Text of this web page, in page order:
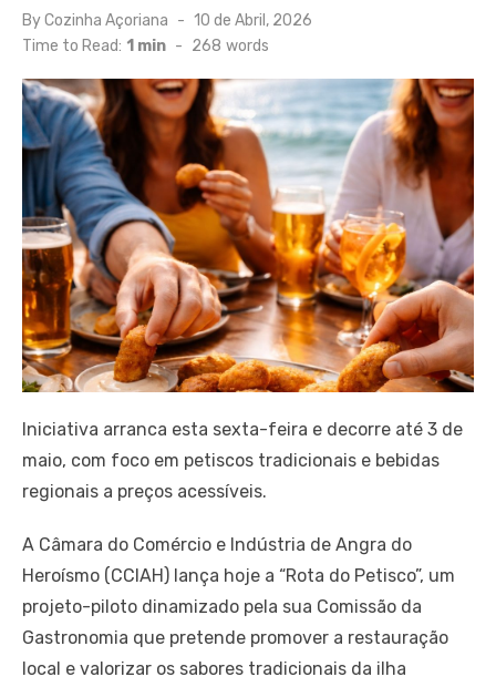
ByCozinha Açoriana
Posted
on
10 de Abril, 2026
Time to Read: 1 min - 268 words
Iniciativa arranca esta sexta-feira e decorre até 3 de
maio, com foco em petiscos tradicionais e bebidas
regionais a preços acessíveis.
A Câmara do Comércio e Indústria de Angra do
Heroísmo (CCIAH) lança hoje a “Rota do Petisco”, um
projeto-piloto dinamizado pela sua Comissão da
Gastronomia que pretende promover a restauração
local e valorizar os sabores tradicionais da ilha